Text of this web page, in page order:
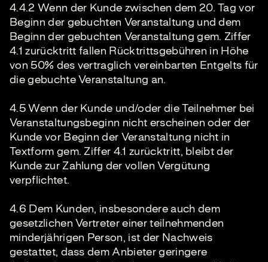
4.4.2 Wenn der Kunde zwischen dem 20. Tag vor
Beginn der gebuchten Veranstaltung und dem
Beginn der gebuchten Veranstaltung gem. Ziffer
4.1 zurücktritt fallen Rücktrittsgebühren in Höhe
von 50% des vertraglich vereinbarten Entgelts für
die gebuchte Veranstaltung an.
4.5 Wenn der Kunde und/oder die Teilnehmer bei
Veranstaltungsbeginn nicht erscheinen oder der
Kunde vor Beginn der Veranstaltung nicht in
Textform gem. Ziffer 4.1 zurücktritt, bleibt der
Kunde zur Zahlung der vollen Vergütung
verpflichtet.
4.6 Dem Kunden, insbesondere auch dem
gesetzlichen Vertreter einer teilnehmenden
minderjährigen Person, ist der Nachweis
gestattet, dass dem Anbieter geringere